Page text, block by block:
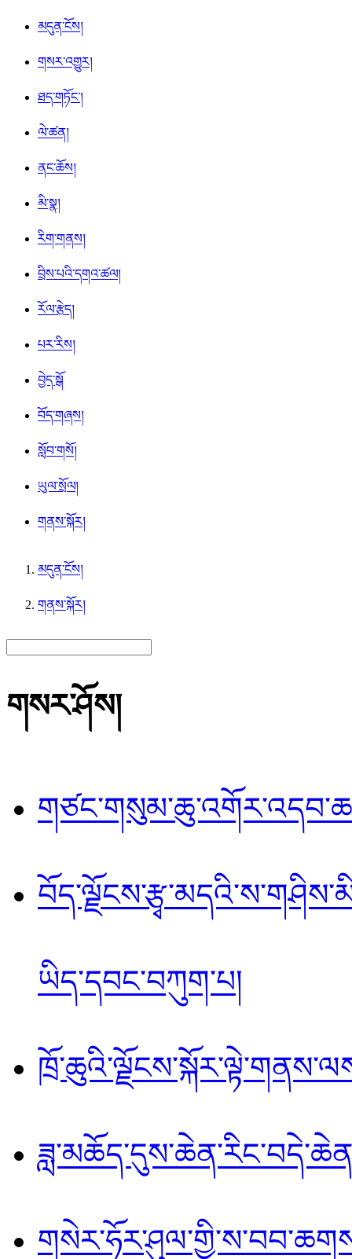
མདུན་ངོས།
གསར་འགྱུར།
ཐད་གཏོང་།
ལེ་ཚན།
ནང་ཆོས།
མི་སྣ།
རིག་གནས།
བྲིས་པའི་དགའ་ཚལ།
རོལ་རྩེད།
པར་རིས།
བྱེད་སྒོ
བོད་གཞས།
སློབ་གསོ།
ཡུལ་སྲོལ།
གནས་སྐོར།
མདུན་ངོས།
གནས་སྐོར།
གསར་ཤོས།
ཡིད་དབང་བཀུག་པ།